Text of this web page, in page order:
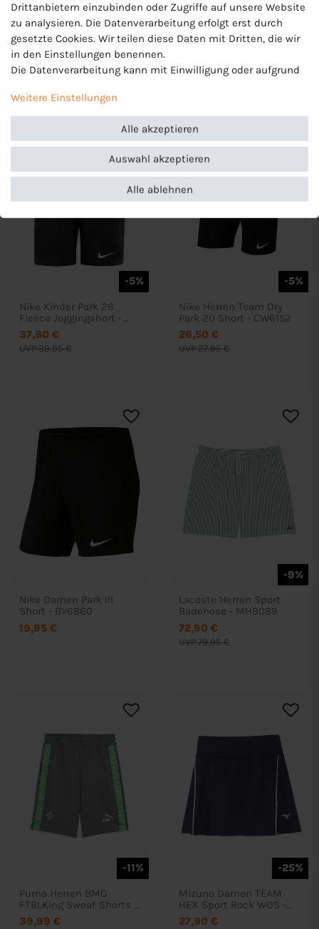
Nike Fleece Park 20
Jogger Herren - CW6910
UVP 44,95 €
39,00 €
Nike Damen Park 26
Fleece Joggingshort -
IB1243
39,95 €
-5%
Nike Kinder Park 26
Fleece Joggingshort -
IB1242
UVP 39,95 €
37,80 €
-5%
Nike Herren Team Dry
Park 20 Short - CW6152
UVP 27,95 €
26,50 €
Nike Damen Park III
Short - BV6860
19,95 €
-9%
Lacoste Herren Sport
Badehose - MH9089
UVP 79,95 €
72,90 €
-11%
Puma Herren BMG
FTBLKing Sweat Shorts -
783916
39,99 €
-25%
Mizuno Damen TEAM
HEX Sport Rock WOS -
62EB7002
27,90 €
Drittanbietern einzubinden oder Zugriffe auf unsere Website
zu analysieren. Die Datenverarbeitung erfolgt erst durch
gesetzte Cookies. Wir teilen diese Daten mit Dritten, die wir
in den Einstellungen benennen.
Die Datenverarbeitung kann mit Einwilligung oder aufgrund
kann erteilt oder abgelehnt werden. Es besteht das Recht,
nicht einzuwilligen und die Einwilligung zu einem späteren
Zeitpunkt zu ändern oder zu widerrufen. Beachten Sie unser
Impressumund weitere Hinweise zur Verwendung
personenbezogener Daten in unsererDaten­schutz­erklärung
Weitere Einstellungen
Alle akzeptieren
Alle ablehnen
Auswahl akzeptieren